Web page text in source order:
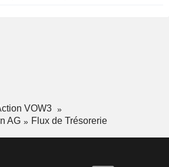
VOW3
AG
Flux de Trésorerie